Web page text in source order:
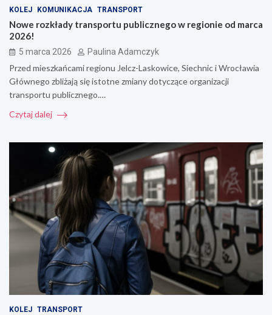
KOLEJ KOMUNIKACJA TRANSPORT
Nowe rozkłady transportu publicznego w regionie od marca
2026!
5 marca 2026 Paulina Adamczyk
Przed mieszkańcami regionu Jelcz-Laskowice, Siechnic i Wrocławia
Głównego zbliżają się istotne zmiany dotyczące organizacji
transportu publicznego.…
Czytaj dalej
KOLEJ TRANSPORT